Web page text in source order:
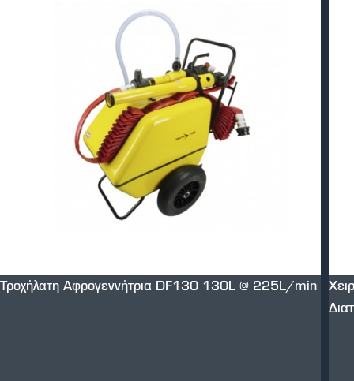
Τροχήλατη Αφρογεννήτρια DF130 130L @ 225L/min